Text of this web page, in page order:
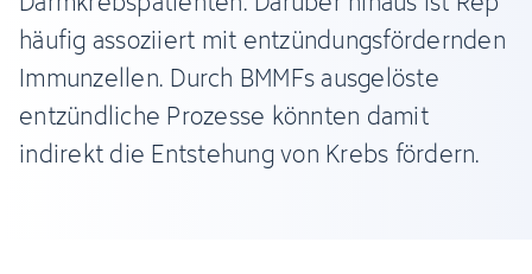
häufig assoziiert mit entzündungsfördernden
Immunzellen. Durch BMMFs ausgelöste
entzündliche Prozesse könnten damit
indirekt die Entstehung von Krebs fördern.